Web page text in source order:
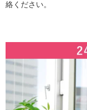
絡ください。